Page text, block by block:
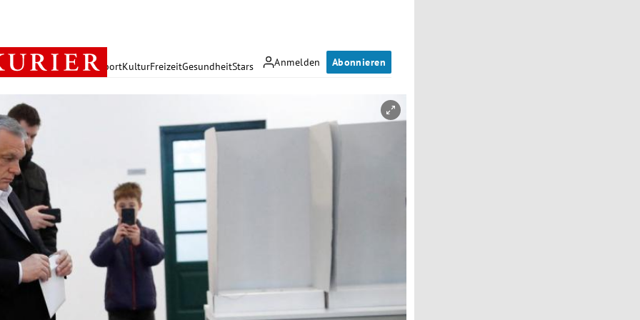
Anmelden Abonnieren
PolitikWirtschaft SportKulturFreizeitGesundheitStars